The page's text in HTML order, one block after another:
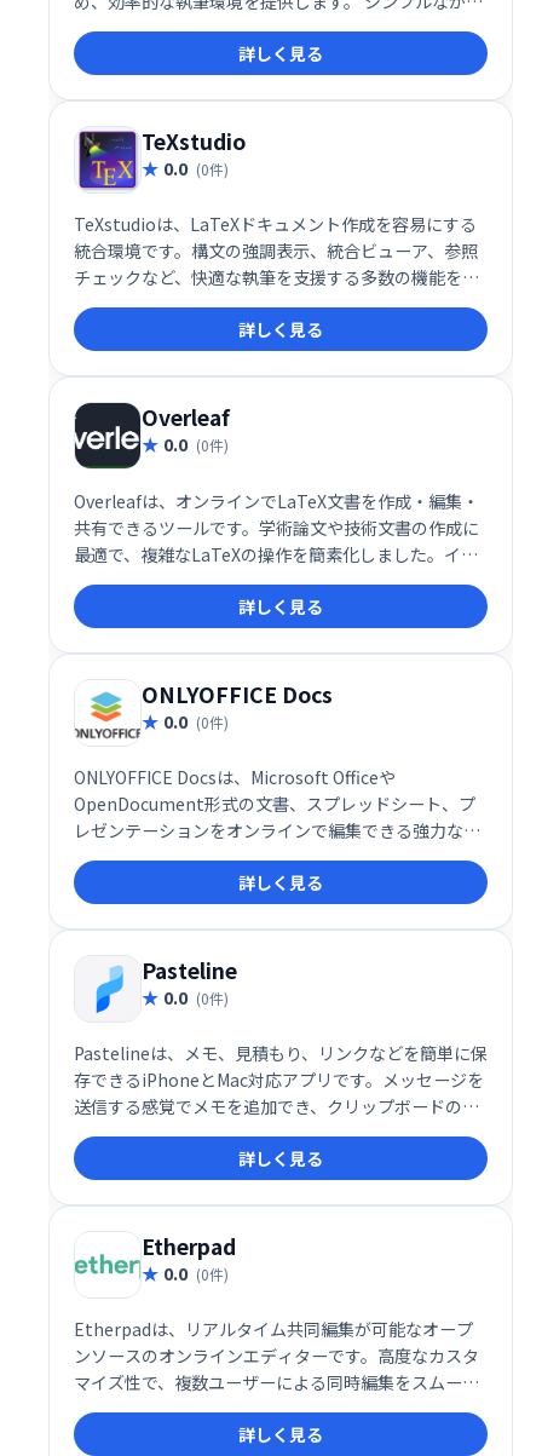
も強力な機能で、論文やレポート作成をスムーズにサ
ポートします。初心者から上級者まで、LaTeXによる
文書作成を容易にする頼もしいツールです。無料でご
利用いただけます。
詳しく見る
TeXstudio
0.0 (0件)
TeXstudioは、LaTeXドキュメント作成を容易にする
統合環境です。構文の強調表示、統合ビューア、参照
チェックなど、快適な執筆を支援する多数の機能を搭
載。LaTeX初心者から上級者まで、効率的な文書作成
を実現します。直感的な操作性で、複雑なLaTeXコー
ドの記述もスムーズに行えます。 論文執筆やレポート
作成など、高品質な文書作成に最適なツールです。
詳しく見る
Overleaf
0.0 (0件)
Overleafは、オンラインでLaTeX文書を作成・編集・
共有できるツールです。学術論文や技術文書の作成に
最適で、複雑なLaTeXの操作を簡素化しました。イン
ターネットブラウザ上で動作するため、ソフトウェア
のインストールは不要。場所を選ばず、デバイスを問
わず作業できます。共同編集機能も備え、複数人で効
率的に執筆を進められます。論文執筆の負担を軽減
し、スムーズな作業を実現します。
詳しく見る
ONLYOFFICE Docs
0.0 (0件)
ONLYOFFICE Docsは、Microsoft Officeや
OpenDocument形式の文書、スプレッドシート、プ
レゼンテーションをオンラインで編集できる強力なオ
フィススイートです。豊富な編集ツールと共同編集機
能により、チームワークの効率化を促進します。複雑
なフォーマットにも対応し、自社ウェブソリューショ
ンとのシームレスな連携も可能です。生産性向上と円
滑な情報共有を実現する、頼れるオフィスツールで
す。
詳しく見る
Pasteline
0.0 (0件)
Pastelineは、メモ、見積もり、リンクなどを簡単に保
存できるiPhoneとMac対応アプリです。メッセージを
送信する感覚でメモを追加でき、クリップボードの情
報をワンタップで保存可能。大切な情報を瞬時に記
録・管理し、作業効率をアップさせます。 いつでもど
こでもアクセスできる手軽さで、アイデアや情報を逃
しません。
詳しく見る
Etherpad
0.0 (0件)
Etherpadは、リアルタイム共同編集が可能なオープ
ンソースのオンラインエディターです。高度なカスタ
マイズ性で、複数ユーザーによる同時編集をスムーズ
に実現します。文書作成、共同作業、ブレインストー
ミングなど、様々な用途に活用できます。シンプルで
詳しく見る